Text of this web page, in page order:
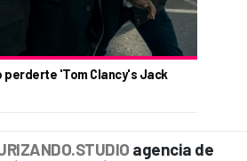
perderte 'Tom Clancy's Jack
agencia de